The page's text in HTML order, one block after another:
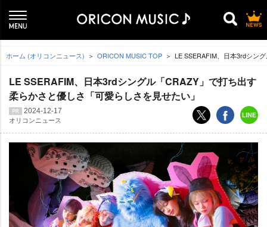
ホーム (オリコンニュース) ORICON MUSIC TOP LE SSERAFIM、日本3rdシン
LE SSERAFIM、日本3rdシングル「CRAZY」で打ち出す
柔らかさと優しさ「可愛らしさを見せたい」
2024-12-17
オリコンニュース